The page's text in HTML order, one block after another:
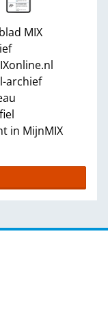
MIX
archief
in MijnMIX